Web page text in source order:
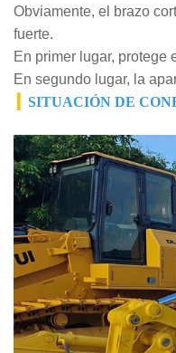
Obviamente, el brazo
fuerte.
En primer lugar, protege
En segundo lugar, la
SITUACIÓN DE